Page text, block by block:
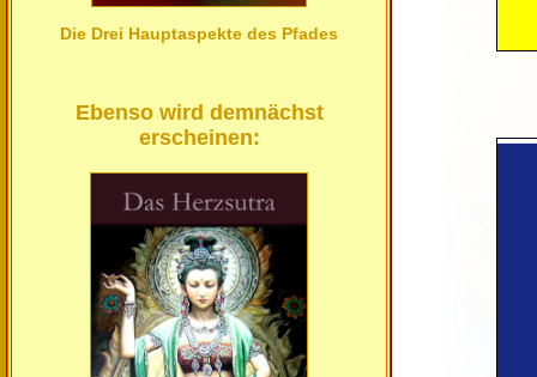
Die Drei Hauptaspekte des Pfades
Ebenso wird demnächst
erscheinen: